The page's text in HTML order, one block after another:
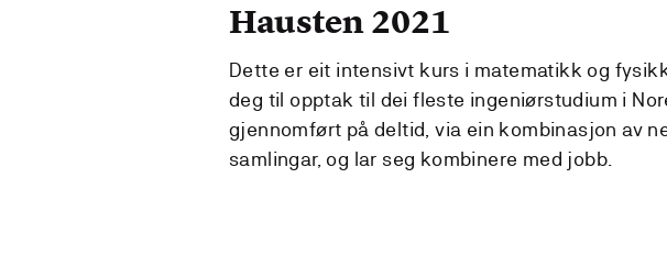
Hausten 2021
Dette er eit intensivt kurs i matematikk og
deg til opptak til dei fleste ingeniørstudium i
gjennomført på deltid, via ein kombinasjon av
samlingar, og lar seg kombinere med jobb.